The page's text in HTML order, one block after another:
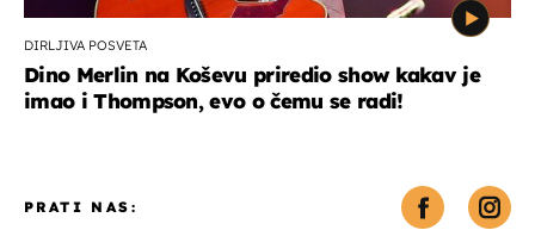
DIRLJIVA POSVETA
Dino Merlin na Koševu priredio show kakav je
imao i Thompson, evo o čemu se radi!
PRATI NAS: